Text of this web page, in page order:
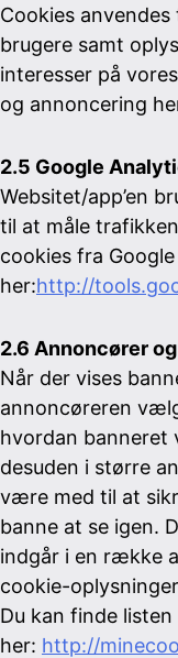
Cookies
brugere samt
interesser på
og annoncering
2.5 Google
Websitet/app’en
til at måle
cookies fra
her:http://
2.6 Annoncører
Når der vises
annoncøreren
hvordan banneret
desuden i større
være med til at
banne at se igen.
indgår i en række
cookie-
Du kan finde listen
her: http://